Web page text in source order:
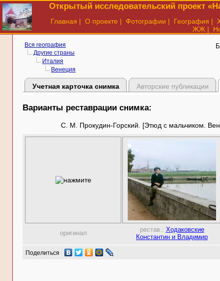
Открытый исследовательский проект
Главная | О проекте | Фотографии | География |
ЖЖ |
Вся география
Другие страны
Италия
Венеция
Учетная карточка снимка Авторские публикации
Варианты реставрации снимка:
С. М. Прокудин-Горский. [Этюд с мальчиком.
оригинал рестав.: Ходаковские
Константин и Владимир
Поделиться